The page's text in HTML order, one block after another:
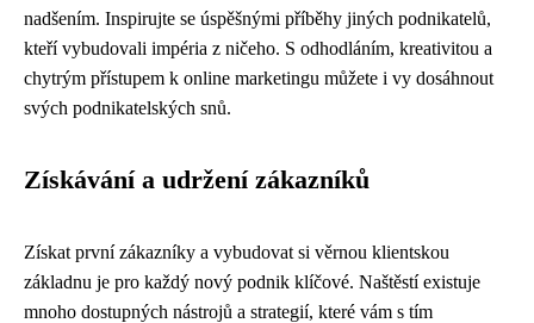
nadšením. Inspirujte se úspěšnými příběhy jiných podnikatelů,
kteří vybudovali impéria z ničeho. S odhodláním, kreativitou a
chytrým přístupem k online marketingu můžete i vy dosáhnout
svých podnikatelských snů.
Získávání a udržení zákazníků
Získat první zákazníky a vybudovat si věrnou klientskou
základnu je pro každý nový podnik klíčové. Naštěstí existuje
mnoho dostupných nástrojů a strategií, které vám s tím